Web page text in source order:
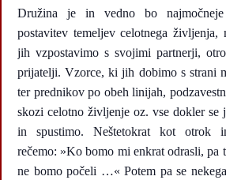
Družina je in vedno bo
postavitev temeljev celotnega življenja,
jih vzpostavimo s svojimi partnerji,
prijatelji. Vzorce, ki jih dobimo s strani
ter prednikov po obeh linijah,
skozi celotno življenje oz. vse dokler se
in spustimo. Neštetokrat kot otrok
rečemo: »Ko bomo mi enkrat odrasli, pa
ne bomo počeli …« Potem pa se